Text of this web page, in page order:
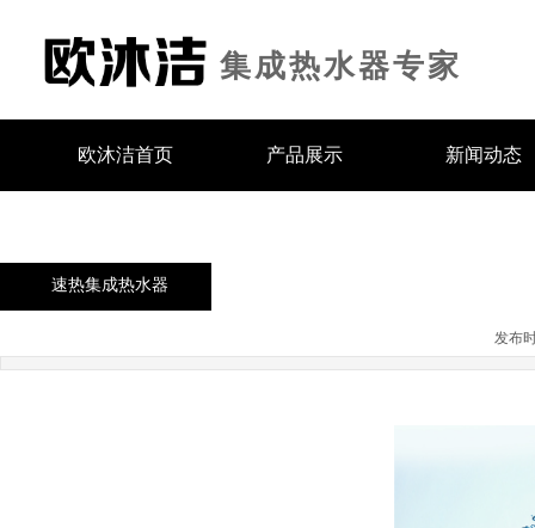
集成热水器专家
欧沐洁首页 产品展示 新闻动态
速热集成热水器
发布